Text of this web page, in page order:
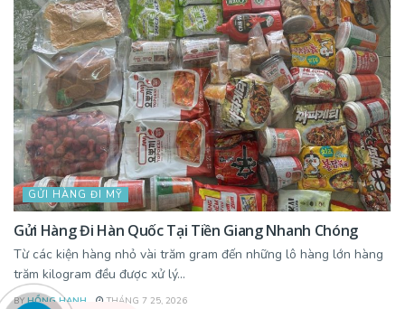
GỬI HÀNG ĐI MỸ
Gửi Hàng Đi Hàn Quốc Tại Tiền Giang Nhanh Chóng
Từ các kiện hàng nhỏ vài trăm gram đến những lô hàng lớn hàng
trăm kilogram đều được xử lý...
BY HỒNG HẠNH THÁNG 7 25, 2026